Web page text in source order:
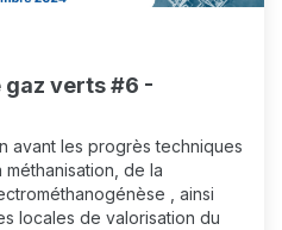
verts #6 -
avant les progrès techniques
de la
, ainsi
locales de valorisation du